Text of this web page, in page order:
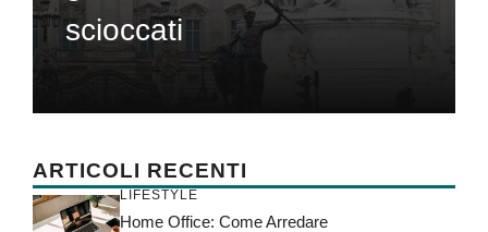
scioccati
ARTICOLI RECENTI
LIFESTYLE
Home Office: Come Arredare